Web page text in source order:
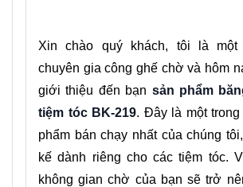
Xin chào quý khách, tôi là một
chuyên gia công ghế chờ và hôm
giới thiệu đến bạn sản phẩm
tiệm tóc BK-219. Đây là một
phẩm bán chạy nhất của chúng
kế dành riêng cho các tiệm tóc.
không gian chờ của bạn sẽ trở